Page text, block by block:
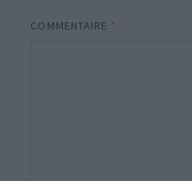
COMMENTAIRE *